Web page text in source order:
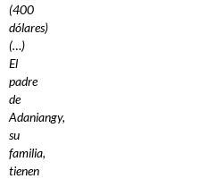
(400
dólares)
(…)
El
padre
de
Adaniangy,
su
familia,
tienen